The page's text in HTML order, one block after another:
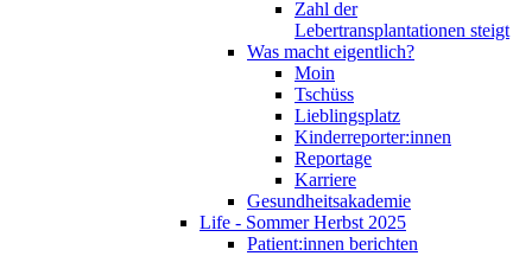
Zahl der
Lebertransplantationen steigt
Was macht eigentlich?
Moin
Tschüss
Lieblingsplatz
Kinderreporter:innen
Reportage
Karriere
Gesundheitsakademie
Life - Sommer Herbst 2025
Patient:innen berichten